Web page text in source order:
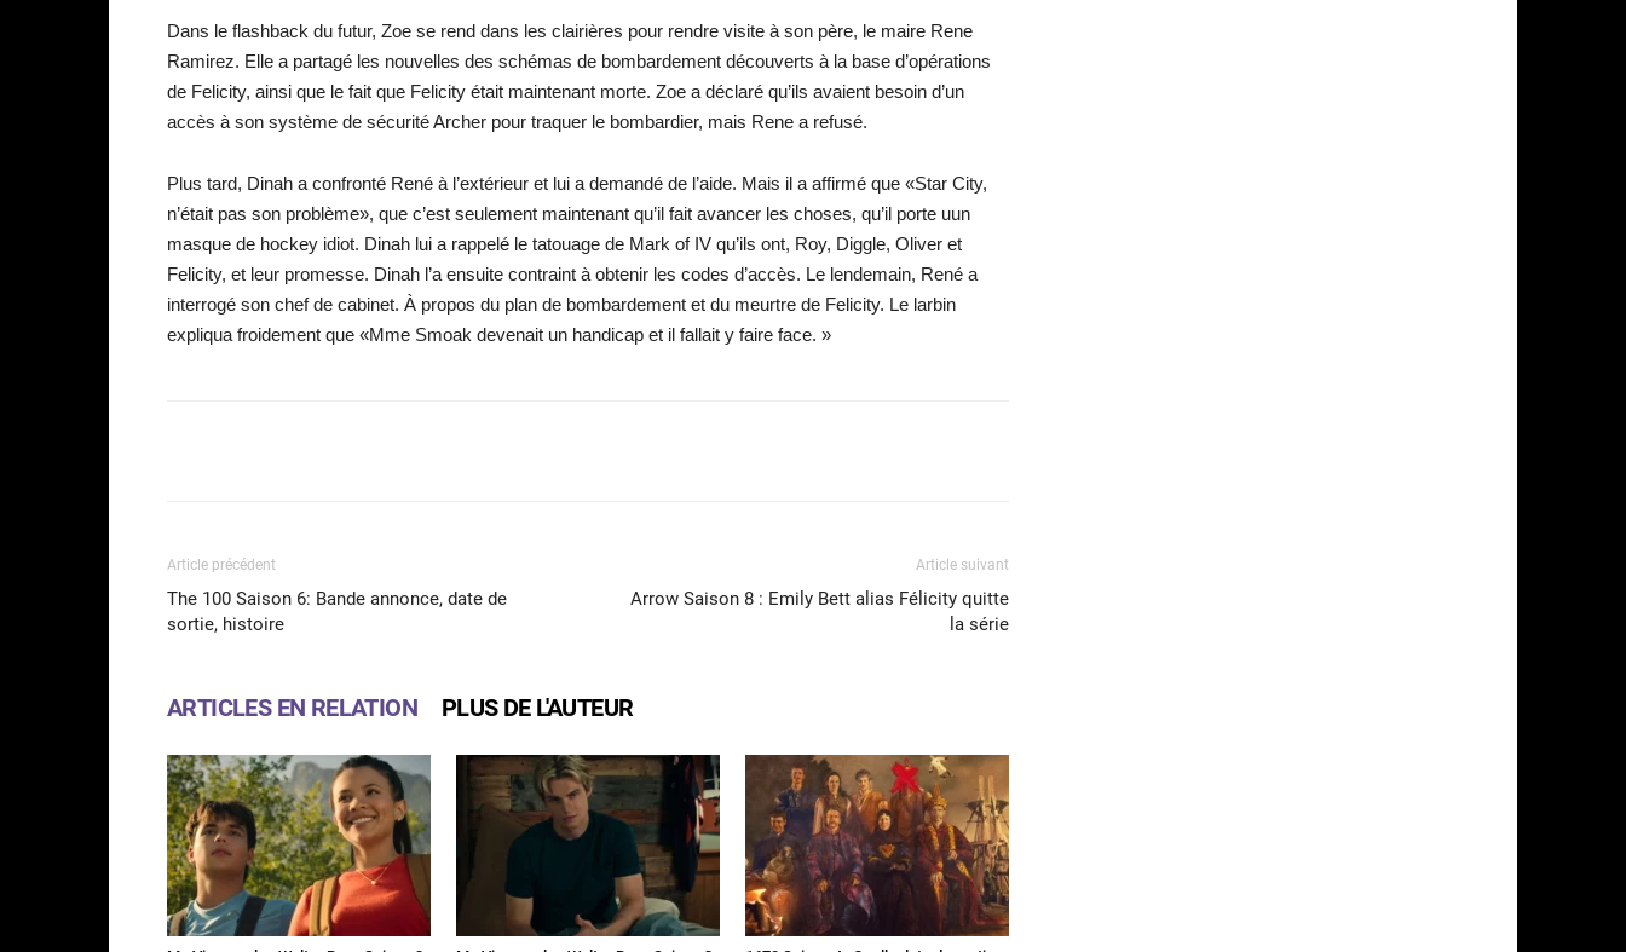
Dans le flashback du futur, Zoe se rend dans les clairières pour rendre visite à son père, le maire Rene
Ramirez. Elle a partagé les nouvelles des schémas de bombardement découverts à la base d’opérations
de Felicity, ainsi que le fait que Felicity était maintenant morte. Zoe a déclaré qu’ils avaient besoin d’un
accès à son système de sécurité Archer pour traquer le bombardier, mais Rene a refusé.
Plus tard, Dinah a confronté René à l’extérieur et lui a demandé de l’aide. Mais il a affirmé que «Star City,
n’était pas son problème», que c’est seulement maintenant qu’il fait avancer les choses, qu’il porte uun
masque de hockey idiot. Dinah lui a rappelé le tatouage de Mark of IV qu’ils ont, Roy, Diggle, Oliver et
Felicity, et leur promesse. Dinah l’a ensuite contraint à obtenir les codes d’accès. Le lendemain, René a
interrogé son chef de cabinet. À propos du plan de bombardement et du meurtre de Felicity. Le larbin
expliqua froidement que «Mme Smoak devenait un handicap et il fallait y faire face. »
Article précédent
The 100 Saison 6: Bande annonce, date de
sortie, histoire
Article suivant
Arrow Saison 8 : Emily Bett alias Félicity quitte
la série
ARTICLES EN RELATION PLUS DE L'AUTEUR